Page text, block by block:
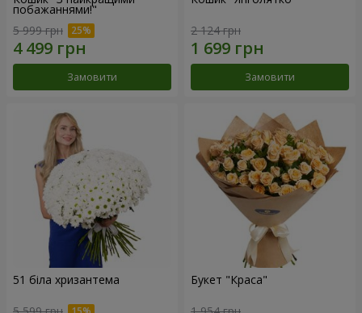
побажаннями!"
5 999 грн
Замовити
2 124 грн
Замовити
51 біла хризантема Букет "Краса"